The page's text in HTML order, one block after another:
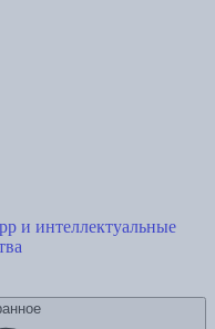
и интеллектуальные